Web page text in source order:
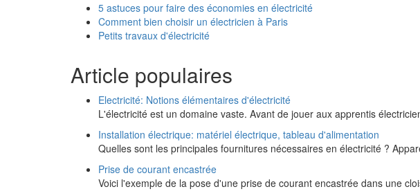
5 astuces pour faire des économies en électricité
Comment bien choisir un électricien à Paris
Petits travaux d'électricité
Article populaires
Electricité: Notions élémentaires d'électricité
L'électricité est un domaine vaste. Avant de jouer aux apprentis
Installation électrique: matériel électrique, tableau d'alimentation
Quelles sont les principales fournitures nécessaires en électricité ?
Prise de courant encastrée
Voici l'exemple de la pose d'une prise de courant encastrée dans une